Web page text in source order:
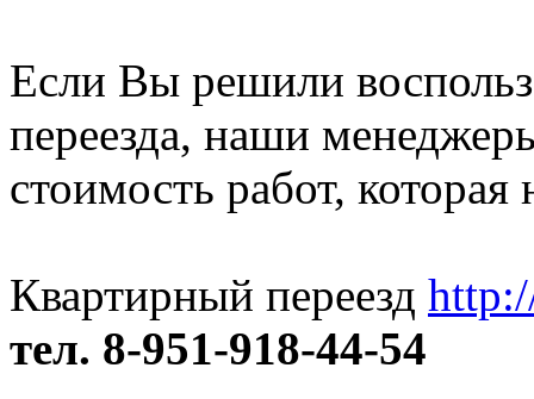
Если Вы решили
переезда, наши
стоимость работ, которая
Квартирный переезд
тел. 8-951-918-44-54